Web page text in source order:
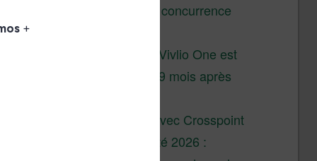
à prix défiant toute concurrence
La liseuse Vivlio One est
un succès 9 mois après
XTEINK X4 : test avec Crosspoint
Soldes d’été 2026 :